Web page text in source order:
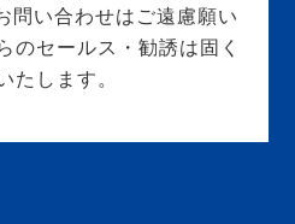
問い合わせはご遠慮願い
のセールス・勧誘は固く
たします。